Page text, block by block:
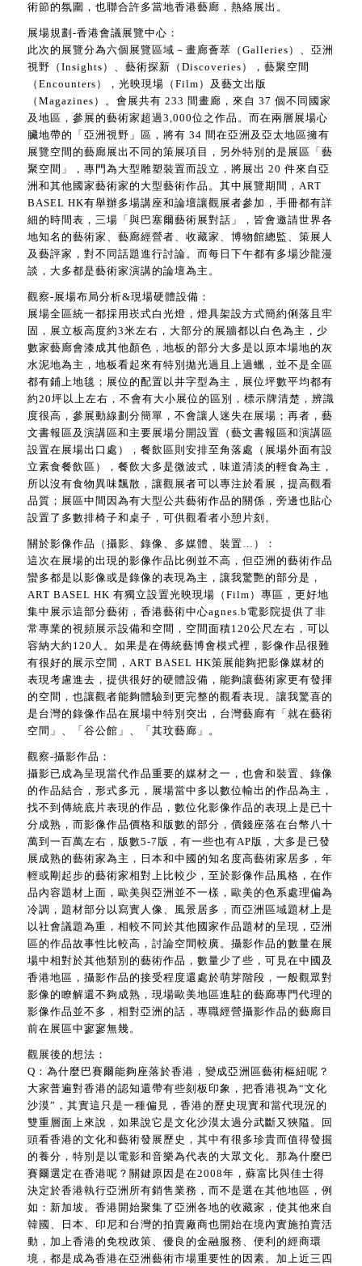
術節的氛圍，也聯合許多當地香港藝廊，熱絡展出。
展場規劃-香港會議展覽中心：
此次的展覽分為六個展覽區域－畫廊薈萃（Galleries）、亞洲
視野（Insights）、藝術探新（Discoveries），藝聚空間
（Encounters），光映現場（Film）及藝文出版
（Magazines）。會展共有 233 間畫廊，來自 37 個不同國家
及地區，參展的藝術家超過3,000位之作品。而在兩層展場心
臟地帶的「亞洲視野」區，將有 34 間在亞洲及亞太地區擁有
展覽空間的藝廊展出不同的策展項目，另外特別的是展區「藝
聚空間」，專門為大型雕塑裝置而設立，將展出 20 件來自亞
洲和其他國家藝術家的大型藝術作品。其中展覽期間，ART
BASEL HK有舉辦多場講座和論壇讓觀展者參加，手冊都有詳
細的時間表，三場「與巴塞爾藝術展對話」，皆會邀請世界各
地知名的藝術家、藝廊經營者、收藏家、博物館總監、策展人
及藝評家，對不同話題進行討論。而每日下午都有多場沙龍漫
談，大多都是藝術家演講的論壇為主。
觀察-展場布局分析&現場硬體設備：
展場全區統一都採用崁式白光燈，燈具架設方式簡約俐落且牢
固，展立板高度約3米左右，大部分的展牆都以白色為主，少
數家藝廊會漆成其他顏色，地板的部分大多是以原本場地的灰
水泥地為主，地板看起來有特別拋光過且上過蠟，並不是全區
都有鋪上地毯；展位的配置以井字型為主，展位坪數平均都有
約20坪以上左右，不會有大小展位的區別，標示牌清楚，辨識
度很高，參展動線劃分簡單，不會讓人迷失在展場；再者，藝
文書報區及演講區和主要展場分開設置（藝文書報區和演講區
設置在展場出口處），餐飲區則安排至角落處（展場外面有設
立素食餐飲區），餐飲大多是微波式，味道清淡的輕食為主，
所以沒有食物異味飄散，讓觀展者可以專注於看展，提高觀看
品質；展區中間因為有大型公共藝術作品的關係，旁邊也貼心
設置了多數排椅子和桌子，可供觀看者小憩片刻。
關於影像作品（攝影、錄像、多媒體、裝置…）：
這次在展場的出現的影像作品比例並不高，但亞洲的藝術作品
蠻多都是以影像或是錄像的表現為主，讓我驚艷的部分是，
ART BASEL HK 有獨立設置光映現場（Film）專區，更好地
集中展示這部分藝術，香港藝術中心agnes.b電影院提供了非
常專業的視頻展示設備和空間，空間面積120公尺左右，可以
容納大約120人。如果是在傳統藝博會模式裡，影像作品很難
有很好的展示空間，ART BASEL HK策展能夠把影像媒材的
表現考慮進去，提供很好的硬體設備，能夠讓藝術家更有發揮
的空間，也讓觀者能夠體驗到更完整的觀看表現。讓我驚喜的
是台灣的錄像作品在展場中特別突出，台灣藝廊有「就在藝術
空間」、「谷公館」、「其玟藝廊」。
觀察-攝影作品：
攝影已成為呈現當代作品重要的媒材之一，也會和裝置、錄像
的作品結合，形式多元，展場當中多以數位輸出的作品為主，
找不到傳統底片表現的作品，數位化影像作品的表現上是已十
分成熟，而影像作品價格和版數的部分，價錢座落在台幣八十
萬到一百萬左右，版數5-7版，有一些也有AP版，大多是已發
展成熟的藝術家為主，日本和中國的知名度高藝術家居多，年
輕或剛起步的藝術家相對上比較少，至於影像作品風格，在作
品內容題材上面，歐美與亞洲並不一樣，歐美的色系處理偏為
冷調，題材部分以寫實人像、風景居多，而亞洲區域題材上是
以社會議題為重，相較不同於其他國家作品題材的呈現，亞洲
區的作品故事性比較高，討論空間較廣。攝影作品的數量在展
場中相對於其他類別的藝術作品，數量少了些，可見在中國及
香港地區，攝影作品的接受程度還處於萌芽階段，一般觀眾對
影像的瞭解還不夠成熟，現場歐美地區進駐的藝廊專門代理的
影像作品並不多，相對亞洲的話，專職經營攝影作品的藝廊目
前在展區中寥寥無幾。
觀展後的想法：
Q：為什麼巴賽爾能夠座落於香港，變成亞洲區藝術樞紐呢？
大家普遍對香港的認知還帶有些刻板印象，把香港視為“文化
沙漠”，其實這只是一種偏見，香港的歷史現實和當代現況的
雙重層面上來說，如果說它是文化沙漠太過分武斷又狹隘。回
頭看香港的文化和藝術發展歷史，其中有很多珍貴而值得發掘
的養分，特別是以電影和音樂為代表的大眾文化。那為什麼巴
賽爾選定在香港呢？關鍵原因是在2008年，蘇富比與佳士得
決定於香港執行亞洲所有銷售業務，而不是選在其他地區，例
如：新加坡。香港開始聚集了亞洲各地的收藏家，使其他來自
韓國、日本、印尼和台灣的拍賣廠商也開始在境內實施拍賣活
動，加上香港的免稅政策、優良的金融服務、便利的經商環
境，都是成為香港在亞洲藝術市場重要性的因素。加上近三四